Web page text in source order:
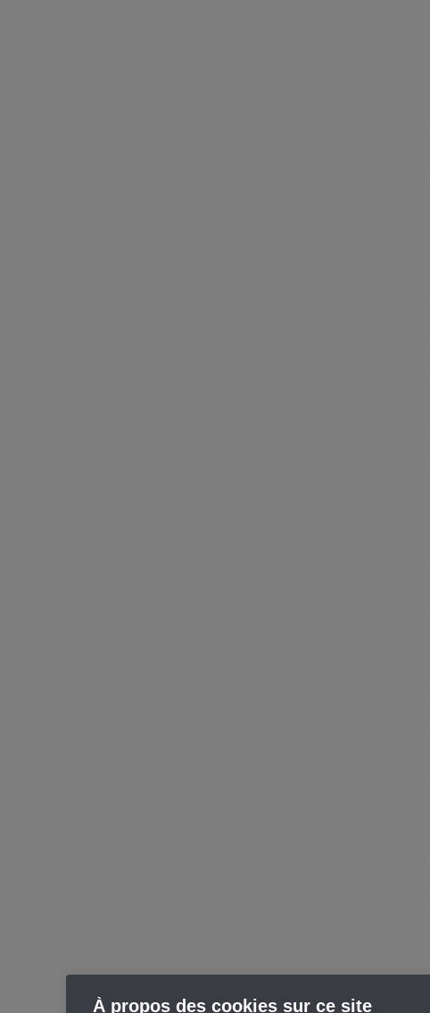
À propos des cookies sur ce site